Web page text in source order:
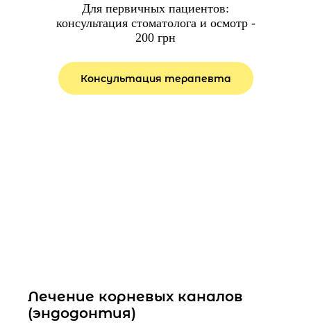
Для первичных пациентов:
консультация стоматолога и осмотр -
200 грн
Консультация терапевта
Лечение корневых каналов
(эндодонтия)